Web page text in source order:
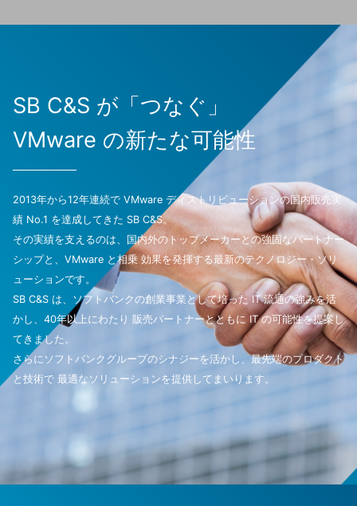
SB C&S が「つなぐ」
VMware の新たな可能性
2013年から12年連続で VMware ディストリビューションの国内販売実
績 No.1 を達成してきた SB C&S。
その実績を支えるのは、国内外のトップメーカーとの強固なパートナー
シップと、VMware と相乗 効果を発揮する最新のテクノロジー・ソリ
ューションです。
SB C&S は、ソフトバンクの創業事業として培った IT 流通の強みを活
かし、40年以上にわたり 販売パートナーとともに IT の可能性を提案し
てきました。
さらにソフトバンクグループのシナジーを活かし、最先端のプロダクト
と技術で 最適なソリューションを提供してまいります。